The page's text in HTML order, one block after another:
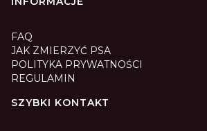
FAQ
JAK ZMIERZYĆ PSA
POLITYKA PRYWATNOŚCI
REGULAMIN
SZYBKI KONTAKT